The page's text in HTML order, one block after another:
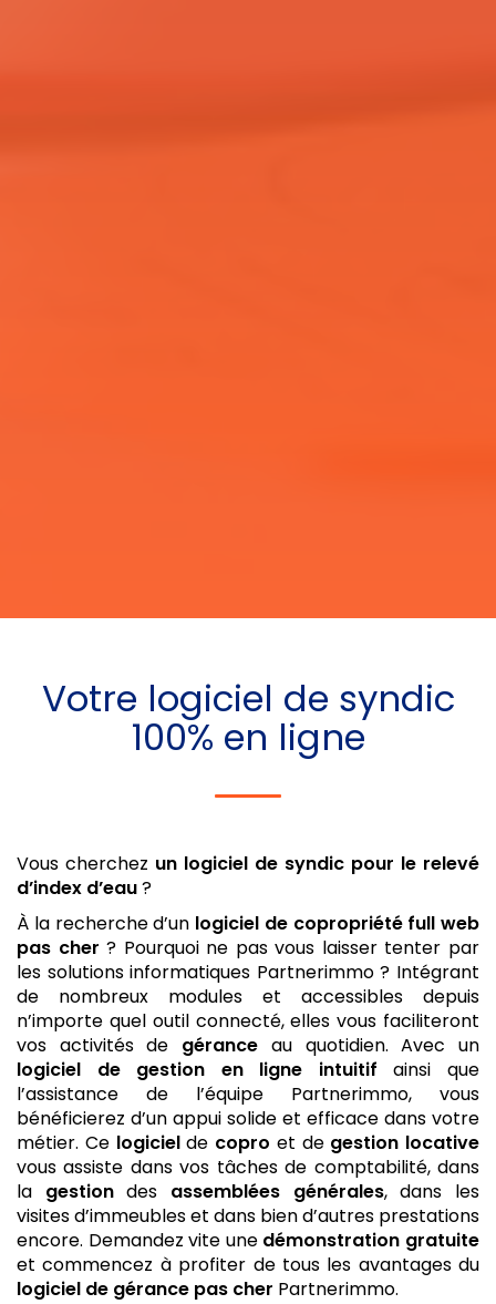
Votre logiciel de syndic
100% en ligne
Vous cherchez un logiciel de syndic pour le relevé
d’index d’eau?
À la recherche d’un logiciel de copropriété full web
pas cher ? Pourquoi ne pas vous laisser tenter par
les solutions informatiques Partnerimmo ? Intégrant
de nombreux modules et accessibles depuis
n’importe quel outil connecté, elles vous faciliteront
vos activités de gérance au quotidien. Avec un
logiciel de gestion
en ligne intuitif ainsi que
l’assistance de l’équipe Partnerimmo, vous
bénéficierez d’un appui solide et efficace dans votre
métier. Ce logicielde copro et de gestion locative
vous assiste dans vos tâches de comptabilité, dans
la gestiondes assemblées générales, dans les
visites d’immeubles et dans bien d’autres prestations
encore. Demandez vite une démonstration gratuite
et commencez à profiter de tous les avantages du
logiciel de gérance pas cher Partnerimmo.